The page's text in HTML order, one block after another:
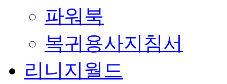
파워북
복귀용사지침서
리니지월드